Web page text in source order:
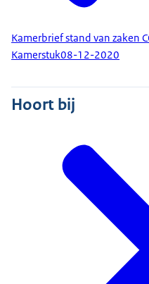
Kamerbrief stand van zaken
Kamerstuk08-12-2020
Hoort bij